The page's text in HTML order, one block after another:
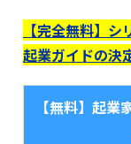
【完全無料】
起業ガイドの決
【無料】起